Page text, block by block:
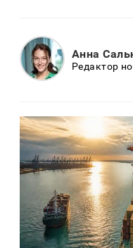
Анна
Редактор